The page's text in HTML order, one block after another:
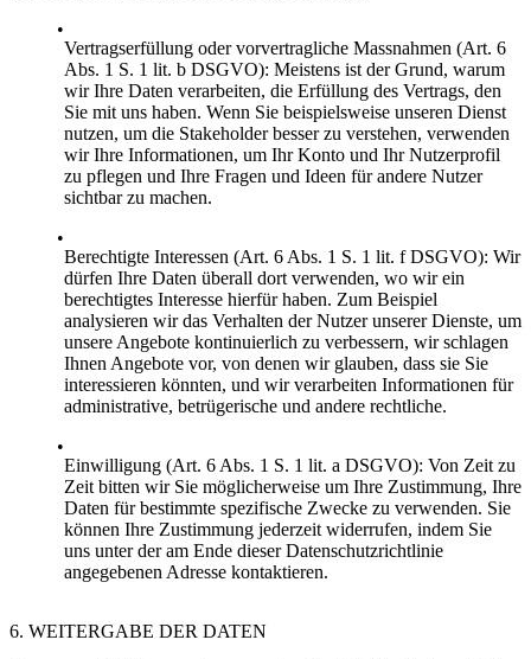
Vertragserfüllung oder vorvertragliche Massnahmen (Art. 6
Abs. 1 S. 1 lit. b DSGVO): Meistens ist der Grund, warum
wir Ihre Daten verarbeiten, die Erfüllung des Vertrags, den
Sie mit uns haben. Wenn Sie beispielsweise unseren Dienst
nutzen, um die Stakeholder besser zu verstehen, verwenden
wir Ihre Informationen, um Ihr Konto und Ihr Nutzerprofil
zu pflegen und Ihre Fragen und Ideen für andere Nutzer
sichtbar zu machen.
Berechtigte Interessen (Art. 6 Abs. 1 S. 1 lit. f DSGVO): Wir
dürfen Ihre Daten überall dort verwenden, wo wir ein
berechtigtes Interesse hierfür haben. Zum Beispiel
analysieren wir das Verhalten der Nutzer unserer Dienste, um
unsere Angebote kontinuierlich zu verbessern, wir schlagen
Ihnen Angebote vor, von denen wir glauben, dass sie Sie
interessieren könnten, und wir verarbeiten Informationen für
administrative, betrügerische und andere rechtliche.
Einwilligung (Art. 6 Abs. 1 S. 1 lit. a DSGVO): Von Zeit zu
Zeit bitten wir Sie möglicherweise um Ihre Zustimmung, Ihre
Daten für bestimmte spezifische Zwecke zu verwenden. Sie
können Ihre Zustimmung jederzeit widerrufen, indem Sie
uns unter der am Ende dieser Datenschutzrichtlinie
angegebenen Adresse kontaktieren.
6. WEITERGABE DER DATEN